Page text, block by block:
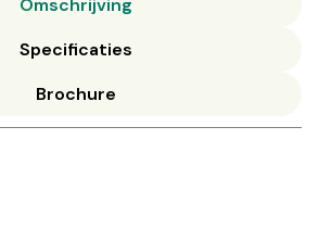
Omschrijving
Specificaties
Brochure